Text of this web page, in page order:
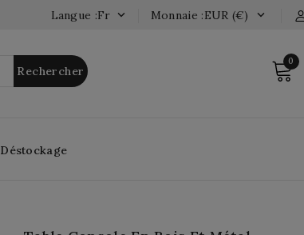
Monnaie :EUR (€) 
Langue :fr 
Rechercher
0
Déstockage